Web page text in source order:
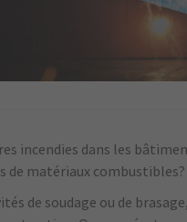
incendies dans les
de matériaux combustibles?
de soudage ou de